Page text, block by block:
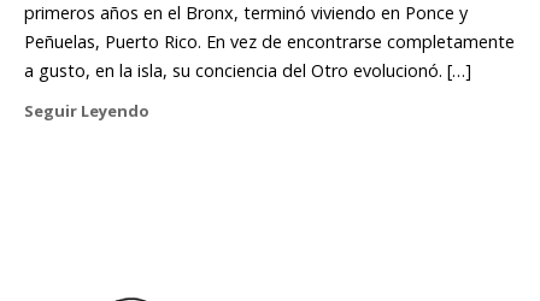
primeros años en el Bronx, terminó viviendo en Ponce y
Peñuelas, Puerto Rico. En vez de encontrarse completamente
a gusto, en la isla, su conciencia del Otro evolucionó. […]
Seguir Leyendo